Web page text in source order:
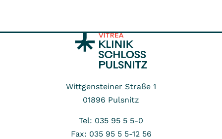
Wittgensteiner Straße 1
01896 Pulsnitz
Tel: 035 95 5 5-0
Fax: 035 95 5 5-12 56